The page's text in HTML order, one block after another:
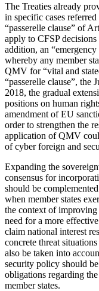
The Treaties already
in specific cases
“passerelle clause” of
apply to CFSP
addition, an
whereby any member
QMV for “vital and
“passerelle clause”, the
2018, the gradual
positions on human
amendment of EU
order to strengthen the
application of QMV
of cyber for­eign and
Expanding the
consensus for
should be
when member states
the context of improving
need for a more
claim national interest
concrete threat
also be taken into
security policy should
obligations regarding
member states.